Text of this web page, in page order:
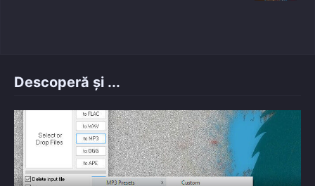
Descoperă și ...